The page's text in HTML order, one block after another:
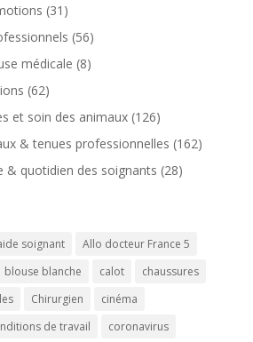
(31)
(56)
médicale (8)
(62)
et soin des animaux(126)
& tenues professionnelles (162)
& quotidien des soignants (28)
soignant
Allo docteur France 5
blouse blanche calot
chaussures
Chirurgien
cinéma
de travail
coronavirus